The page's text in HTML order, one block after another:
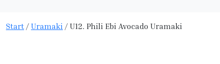
Start / Uramaki / U12. Phili Ebi Avocado Uramaki